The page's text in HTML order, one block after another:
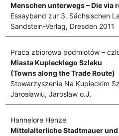
Menschen unterwegs – Die via
Essayband zur 3. Sächsischen
Sandstein-Verlag, Dresden 2011
Praca zbiorowa podmiotów –
Miasta Kupieckiego Szlaku
(Towns along the Trade Route)
Stowarzyszenie Na Kupieckim
Jarosławiu, Jarosław o.J.
Hannelore Henze
Mittelalterliche Stadtmauer